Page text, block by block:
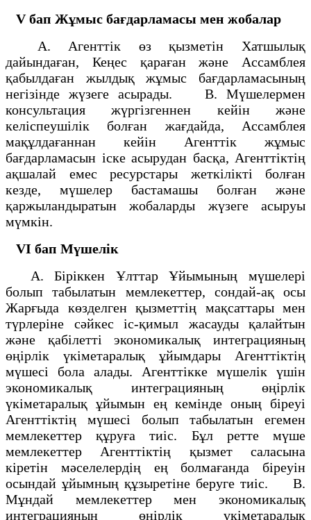
V бап Жұмыс бағдарламасы мен жобалар
А. Агенттік өз қызметін Хатшылық
дайындаған, Кеңес қараған және Ассамблея
қабылдаған жылдық жұмыс бағдарламасының
негізінде жүзеге асырады. В. Мүшелермен
консультация жүргізгеннен кейін және
келіспеушілік болған жағдайда, Ассамблея
мақұлдағаннан кейін Агенттік жұмыс
бағдарламасын іске асырудан басқа, Агенттіктің
ақшалай емес ресурстары жеткілікті болған
кезде, мүшелер бастамашы болған және
қаржыландыратын жобаларды жүзеге асыруы
мүмкін.
VI бап Мүшелік
А. Біріккен Ұлттар Ұйымының мүшелері
болып табылатын мемлекеттер, сондай-ақ осы
Жарғыда көзделген қызметтің мақсаттары мен
түрлеріне сәйкес іс-қимыл жасауды қалайтын
және қабілетті экономикалық интеграцияның
өңірлік үкіметаралық ұйымдары Агенттіктің
мүшесі бола алады. Агенттікке мүшелік үшін
экономикалық интеграцияның өңірлік
үкіметаралық ұйымын ең кемінде оның біреуі
Агенттіктің мүшесі болып табылатын егемен
мемлекеттер құруға тиіс. Бұл ретте мүше
мемлекеттер Агенттіктің қызмет саласына
кіретін мәселелердің ең болмағанда біреуін
осындай ұйымның құзыретіне беруге тиіс. В.
Мұндай мемлекеттер мен экономикалық
интеграцияның өңірлік үкіметаралық